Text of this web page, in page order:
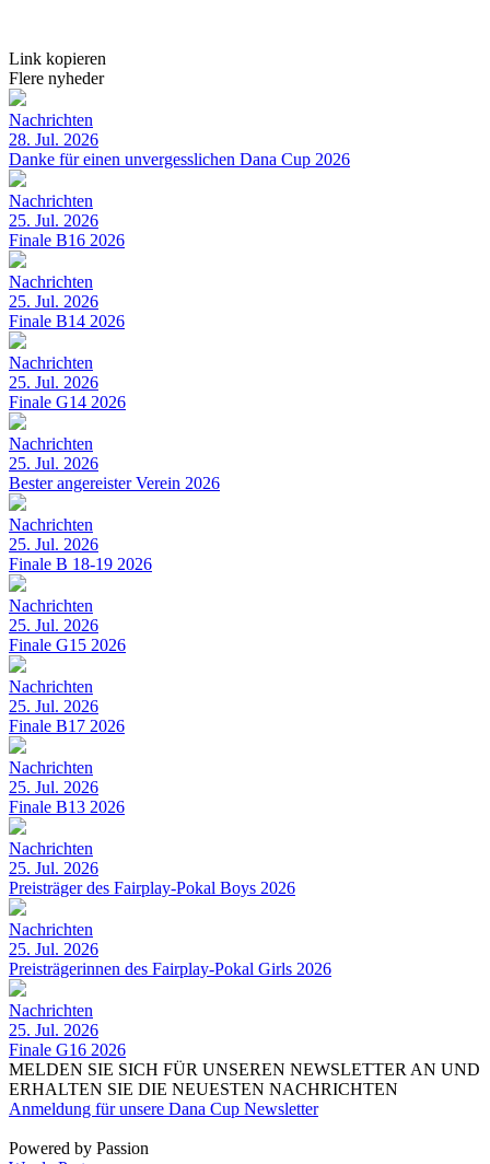
Link kopieren
Flere nyheder
Nachrichten
28. Jul. 2026
Danke für einen unvergesslichen Dana Cup 2026
Nachrichten
25. Jul. 2026
Finale B16 2026
Nachrichten
25. Jul. 2026
Finale B14 2026
Nachrichten
25. Jul. 2026
Finale G14 2026
Nachrichten
25. Jul. 2026
Bester angereister Verein 2026
Nachrichten
25. Jul. 2026
Finale B 18-19 2026
Nachrichten
25. Jul. 2026
Finale G15 2026
Nachrichten
25. Jul. 2026
Finale B17 2026
Nachrichten
25. Jul. 2026
Finale B13 2026
Nachrichten
25. Jul. 2026
Preisträger des Fairplay-Pokal Boys 2026
Nachrichten
25. Jul. 2026
Preisträgerinnen des Fairplay-Pokal Girls 2026
Nachrichten
25. Jul. 2026
Finale G16 2026
MELDEN SIE SICH FÜR UNSEREN NEWSLETTER AN UND
ERHALTEN SIE DIE NEUESTEN NACHRICHTEN
Anmeldung für unsere Dana Cup Newsletter
Powered by Passion